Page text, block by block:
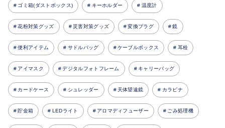
ゴミ箱(ダストボックス) キーホルダー 温度計
花粉対策グッズ 災害対策グッズ 変換プラグ 鏡
便利アイテム サドルバッグ ケーブルボックス 耳栓
アイマスク デジタルフォトフレーム キャリーバッグ
カードケース シュレッダー 天体望遠鏡 カラビナ
貯金箱 LEDライト アロマディフューザー ごみ処理機